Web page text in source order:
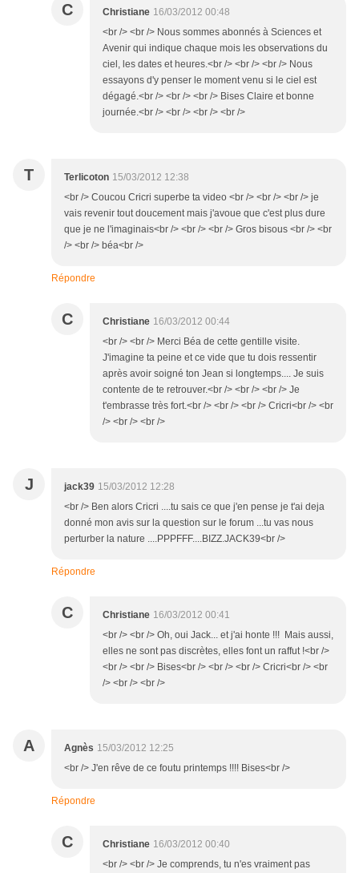
C Christiane 16/03/2012 00:48
<br /> <br /> Nous sommes abonnés à Sciences et
Avenir qui indique chaque mois les observations du
ciel, les dates et heures.<br /> <br /> <br /> Nous
essayons d'y penser le moment venu si le ciel est
dégagé.<br /> <br /> <br /> Bises Claire et bonne
journée.<br /> <br /> <br /> <br />
T Terlicoton 15/03/2012 12:38
<br /> Coucou Cricri superbe ta video <br /> <br /> <br /> je
vais revenir tout doucement mais j'avoue que c'est plus dure
que je ne l'imaginais<br /> <br /> <br /> Gros bisous <br /> <br
/> <br /> béa<br />
Répondre
C Christiane 16/03/2012 00:44
<br /> <br /> Merci Béa de cette gentille visite.
J'imagine ta peine et ce vide que tu dois ressentir
après avoir soigné ton Jean si longtemps.... Je suis
contente de te retrouver.<br /> <br /> <br /> Je
t'embrasse très fort.<br /> <br /> <br /> Cricri<br /> <br
/> <br /> <br />
J jack39 15/03/2012 12:28
<br /> Ben alors Cricri ....tu sais ce que j'en pense je t'ai deja
donné mon avis sur la question sur le forum ...tu vas nous
perturber la nature ....PPPFFF....BIZZ.JACK39<br />
Répondre
C Christiane 16/03/2012 00:41
<br /> <br /> Oh, oui Jack... et j'ai honte !!! Mais aussi,
elles ne sont pas discrètes, elles font un raffut !<br />
<br /> <br /> Bises<br /> <br /> <br /> Cricri<br /> <br
/> <br /> <br />
A Agnès 15/03/2012 12:25
<br /> J'en rêve de ce foutu printemps !!!! Bises<br />
Répondre
C Christiane 16/03/2012 00:40
<br /> <br /> Je comprends, tu n'es vraiment pas